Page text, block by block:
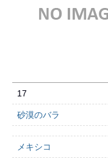
17
砂漠のバラ
メキシコ